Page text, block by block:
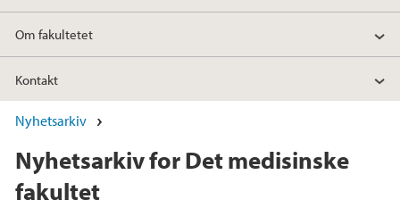
Om fakultetet
Kontakt
Nyhetsarkiv
Nyhetsarkiv for Det medisinske
fakultet